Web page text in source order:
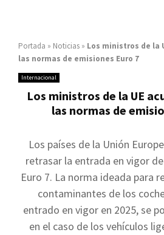
Portada » Noticias » Los ministros de la
las normas de emisiones Euro 7
Internacional
Los ministros de la UE
las normas de
Los países de la Unión
retrasar la entrada en vigor
Euro 7. La norma ideada para
contaminantes de los
entrado en vigor en 2025, se
en el caso de los vehículos